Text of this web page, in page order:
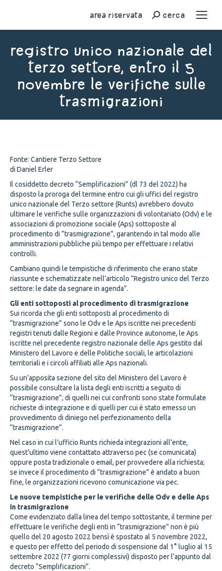
Area riservata Cercacerca
Registro unico nazionale del
Terzo settore, entro il 5
novembre le verifiche sulle
trasmigrazioni
Fonte: Cantiere Terzo Settore
di Daniel Erler
Il cosiddetto decreto “Semplificazioni” (dl 73 del 2022) ha
disposto la proroga del termine entro cui gli uffici del registro
unico nazionale del Terzo settore (Runts) avrebbero dovuto
ultimare le verifiche sulle organizzazioni di volontariato (Odv) e le
associazioni di promozione sociale (Aps) sottoposte al
procedimento di “trasmigrazione”, garantendo in tal modo alle
amministrazioni pubbliche più tempo per effettuare i relativi
controlli.
Cambiano quindi le tempistiche di riferimento che erano state
riassunte e schematizzate nell’articolo “Registro unico del Terzo
settore: le date da segnare in agenda”.
Gli enti sottoposti al procedimento di trasmigrazione
Sui ricorda che gli enti sottoposti al procedimento di
“trasmigrazione” sono le Odv e le Aps iscritte nei precedenti
registri tenuti dalle Regioni e dalle Province autonome, le Aps
iscritte nel precedente registro nazionale delle Aps gestito dal
Ministero del Lavoro e delle Politiche sociali, le articolazioni
territoriali e i circoli affiliati alle Aps nazionali.
Su un’apposita sezione del sito del Ministero del Lavoro è
possibile consultare la lista degli enti iscritti a seguito di
“trasmigrazione”, di quelli nei cui confronti sono state formulate
richieste di integrazione e di quelli per cui è stato emesso un
provvedimento di diniego nel perfezionamento della
“trasmigrazione”.
Nel caso in cui l’ufficio Runts richieda integrazioni all’ente,
quest’ultimo viene contattato attraverso pec (se comunicata)
oppure posta tradizionale o email, per provvedere alla richiesta;
se invece il procedimento di “trasmigrazione” è andato a buon
fine, le organizzazioni ricevono comunicazione via pec.
Le nuove tempistiche per le verifiche delle Odv e delle Aps
in trasmigrazione
Come evidenziato dalla linea del tempo sottostante, il termine per
effettuare le verifiche degli enti in “trasmigrazione” non è più
quello del 20 agosto 2022 bensì è spostato al 5 novembre 2022,
e questo per effetto del periodo di sospensione dal 1° luglio al 15
settembre 2022 (77 giorni complessivi) disposto per l’appunto dal
decreto “Semplificazioni”.